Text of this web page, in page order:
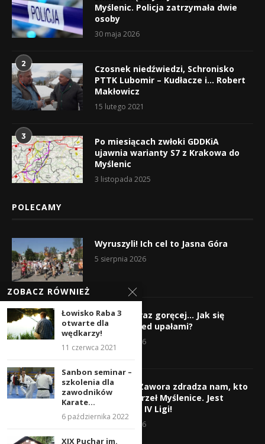
Myślenic. Policja zatrzymała dwie
osoby
30 maja 2026
2
Czosnek niedźwiedzi, Schronisko
PTTK Lubomir – Kudłacze i… Robert
Makłowicz
15 lutego 2021
3
Po miesiącach zwłoki GDDKiA
ujawnia warianty S7 z Krakowa do
Myślenic
3 listopada 2025
POLECAMY
Wyruszyli! Ich cel to Jasna Góra
5 sierpnia 2026
Gorąco, coraz goręcej… Jak się
chronić przed upałami?
4 sierpnia 2026
Krzysztof Zawora zdradza nam, kto
wzmocni Orzeł Myślenice. Jest
nazwisko z IV Ligi!
3 sierpnia 2026
ZOBACZ RÓWNIEŻ
Łowisko Raba 3
otwarte dla
wędkarzy!
11 czerwca 2021
Sanbon seminar –
szkolenia dla
zawodników
Karate...
6 października 2022
XIX Puchar im.